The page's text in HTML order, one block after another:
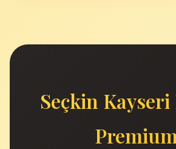
Seçkin
Premium